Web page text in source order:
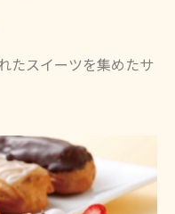
たスイーツを集めたサ